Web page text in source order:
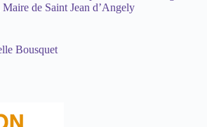
de Saint Jean d’Angely
Bousquet